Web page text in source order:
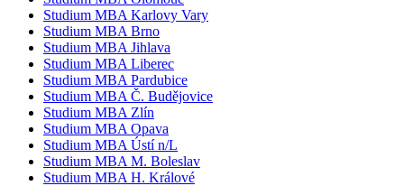
Studium MBA Karlovy Vary
Studium MBA Brno
Studium MBA Jihlava
Studium MBA Liberec
Studium MBA Pardubice
Studium MBA Č. Budějovice
Studium MBA Zlín
Studium MBA Opava
Studium MBA Ústí n/L
Studium MBA M. Boleslav
Studium MBA H. Králové